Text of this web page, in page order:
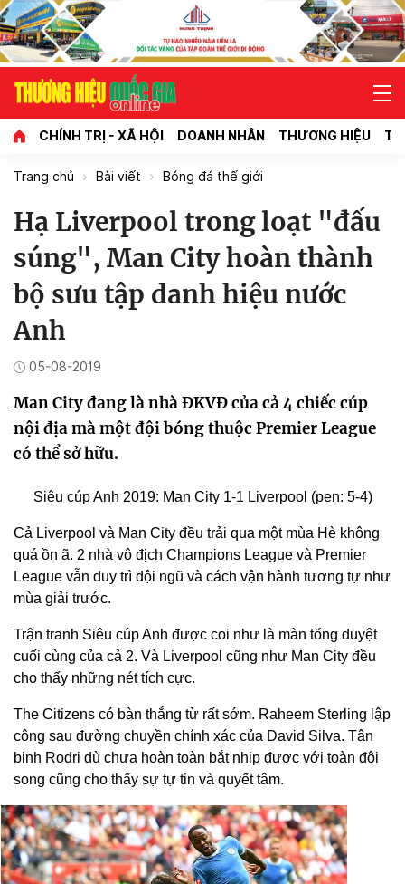
CHÍNH TRỊ - XÃ HỘI DOANH NHÂN THƯƠNG HIỆU
Trang chủ Bài viết Bóng đá thế giới
Hạ Liverpool trong loạt "đấu
súng", Man City hoàn thành
bộ sưu tập danh hiệu nước
Anh
05-08-2019
Man City đang là nhà ĐKVĐ của cả 4 chiếc cúp
nội địa mà một đội bóng thuộc Premier League
có thể sở hữu.
Siêu cúp Anh 2019: Man City 1-1 Liverpool (pen: 5-4)
Cả Liverpool và Man City đều trải qua một mùa Hè không
quá ồn ã. 2 nhà vô địch Champions League và Premier
League vẫn duy trì đội ngũ và cách vận hành tương tự như
mùa giải trước.
Trận tranh Siêu cúp Anh được coi như là màn tổng duyệt
cuối cùng của cả 2. Và Liverpool cũng như Man City đều
cho thấy những nét tích cực.
The Citizens có bàn thắng từ rất sớm. Raheem Sterling lập
công sau đường chuyền chính xác của David Silva. Tân
binh Rodri dù chưa hoàn toàn bắt nhịp được với toàn đội
song cũng cho thấy sự tự tin và quyết tâm.